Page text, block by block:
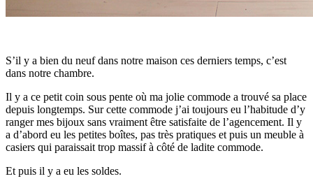
S’il y a bien du neuf dans notre maison ces derniers temps, c’est
dans notre chambre.
Il y a ce petit coin sous pente où ma jolie commode a trouvé sa place
depuis longtemps. Sur cette commode j’ai toujours eu l’habitude d’y
ranger mes bijoux sans vraiment être satisfaite de l’agencement. Il y
a d’abord eu les petites boîtes, pas très pratiques et puis un meuble à
casiers qui paraissait trop massif à côté de ladite commode.
Et puis il y a eu les soldes.